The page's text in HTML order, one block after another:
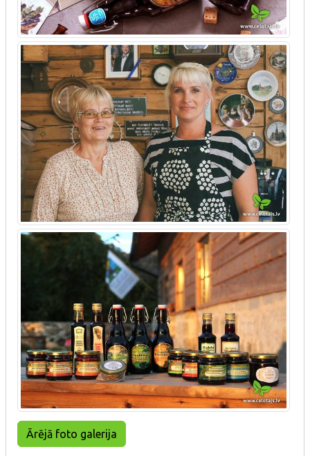
Ārējā foto galerija